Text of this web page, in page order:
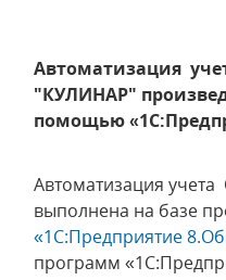
Автоматизация
"КУЛИНАР"
помощью
Автоматизация
выполнена на базе
«1C:Предприятие
программ